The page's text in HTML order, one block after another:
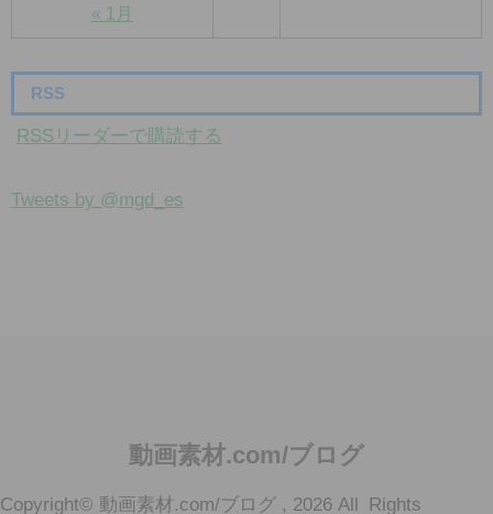
« 1月
RSS
RSSリーダーで購読する
Tweets by @mgd_es
動画素材.com/ブログ
動画素材ダウンロード配布・VJ 4K2K CG・書籍「動画素材123」、PV・
Copyright© 動画素材.com/ブログ , 2026 All Rights